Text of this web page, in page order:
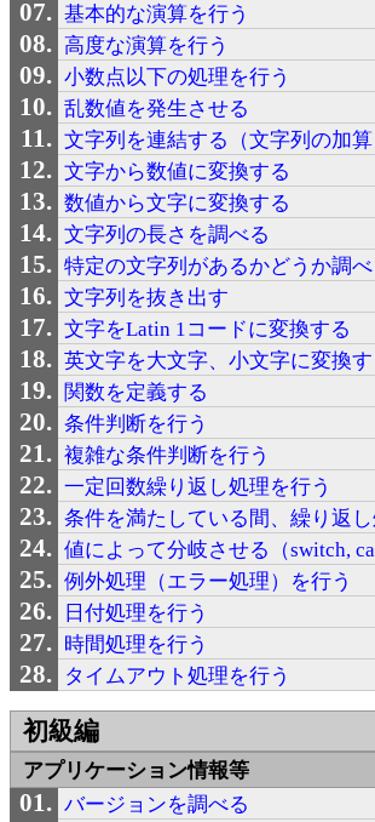
基本的な演算を行う
高度な演算を行う
小数点以下の処理を行う
乱数値を発生させる
文字列を連結する（文字列の加算
文字から数値に変換する
数値から文字に変換する
文字列の長さを調べる
特定の文字列があるかどうか調べ
文字列を抜き出す
文字をLatin 1コードに変換する
英文字を大文字、小文字に変換す
関数を定義する
条件判断を行う
複雑な条件判断を行う
一定回数繰り返し処理を行う
条件を満たしている間、繰り返
値によって分岐させる（switch,
例外処理（エラー処理）を行う
日付処理を行う
時間処理を行う
タイムアウト処理を行う
初級編
アプリケーション情報等
バージョンを調べる